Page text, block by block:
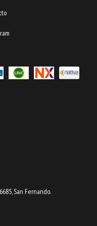
San Fernando.